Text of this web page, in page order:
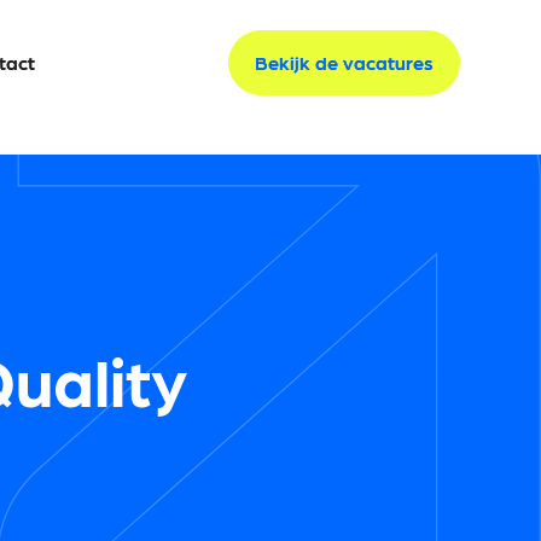
Bekijk de vacatures
Bekijk de vacatures